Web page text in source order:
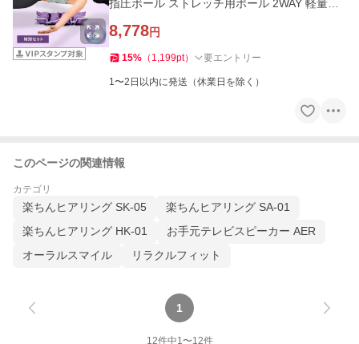
指圧ボール ストレッチ用ポール 2WAY 軽量コ
8,778円
15% （ 1,199pt） 要エントリー
1〜2日以内に発送（休業日を除く）
このページの関連情報
カテゴリ
楽ちんヒアリング SK-05
楽ちんヒアリング SA-01
楽ちんヒアリング HK-01
お手元テレビスピーカー AER
オーラルスマイル
リラクルフィット
1
12件中1〜12件